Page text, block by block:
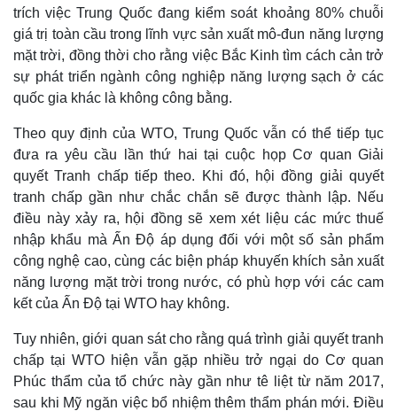
Quan sát
Cuộc sống đó đây
Hồ sơ
Video
Ảnh
E-Magazine
trích việc Trung Quốc đang kiểm soát khoảng 80% chuỗi
giá trị toàn cầu trong lĩnh vực sản xuất mô-đun năng lượng
mặt trời, đồng thời cho rằng việc Bắc Kinh tìm cách cản trở
sự phát triển ngành công nghiệp năng lượng sạch ở các
quốc gia khác là không công bằng.
Theo quy định của WTO, Trung Quốc vẫn có thể tiếp tục
đưa ra yêu cầu lần thứ hai tại cuộc họp Cơ quan Giải
quyết Tranh chấp tiếp theo. Khi đó, hội đồng giải quyết
tranh chấp gần như chắc chắn sẽ được thành lập. Nếu
điều này xảy ra, hội đồng sẽ xem xét liệu các mức thuế
nhập khẩu mà Ấn Độ áp dụng đối với một số sản phẩm
công nghệ cao, cùng các biện pháp khuyến khích sản xuất
năng lượng mặt trời trong nước, có phù hợp với các cam
kết của Ấn Độ tại WTO hay không.
Tuy nhiên, giới quan sát cho rằng quá trình giải quyết tranh
chấp tại WTO hiện vẫn gặp nhiều trở ngại do Cơ quan
Phúc thẩm của tổ chức này gần như tê liệt từ năm 2017,
sau khi Mỹ ngăn việc bổ nhiệm thêm thẩm phán mới. Điều